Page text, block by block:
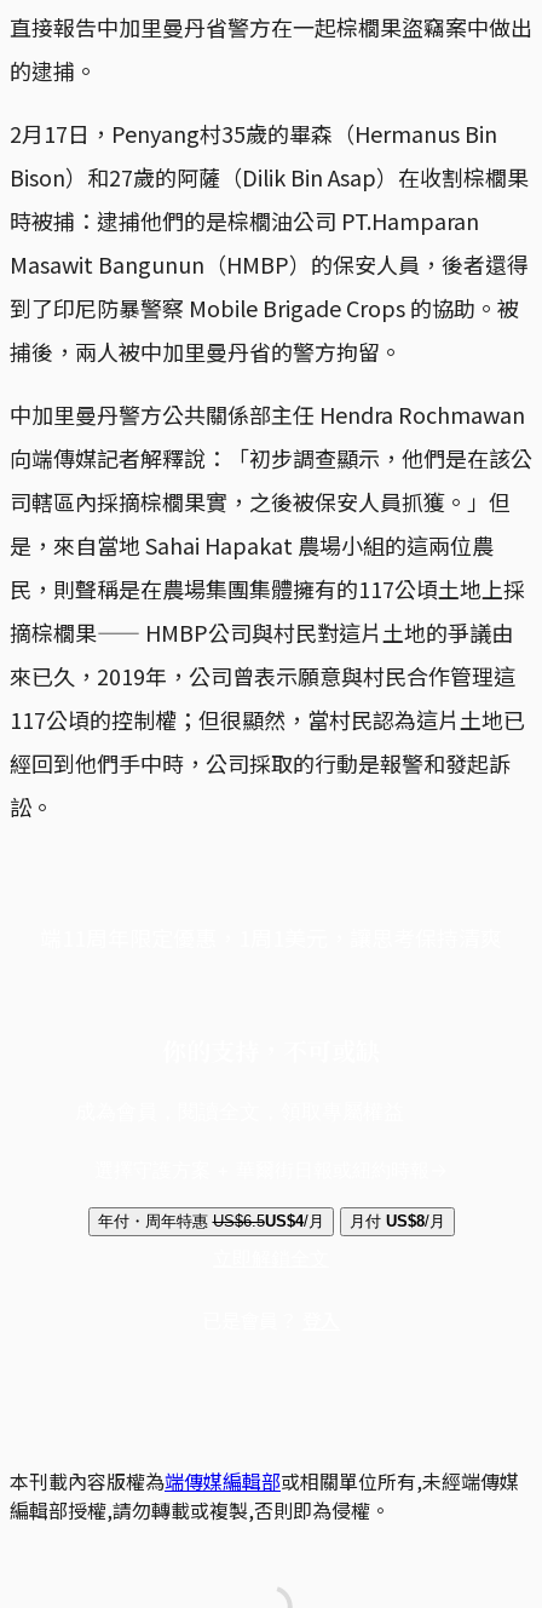
直接報告中加里曼丹省警方在一起棕櫚果盜竊案中做出
的逮捕。
2月17日，Penyang村35歲的畢森（Hermanus Bin
Bison）和27歲的阿薩（Dilik Bin Asap）在收割棕櫚果
時被捕：逮捕他們的是棕櫚油公司 PT.Hamparan
Masawit Bangunun（HMBP）的保安人員，後者還得
到了印尼防暴警察 Mobile Brigade Crops 的協助。被
捕後，兩人被中加里曼丹省的警方拘留。
中加里曼丹警方公共關係部主任 Hendra Rochmawan
向端傳媒記者解釋說：「初步調查顯示，他們是在該公
司轄區內採摘棕櫚果實，之後被保安人員抓獲。」但
是，來自當地 Sahai Hapakat 農場小組的這兩位農
民，則聲稱是在農場集團集體擁有的117公頃土地上採
摘棕櫚果—— HMBP公司與村民對這片土地的爭議由
來已久，2019年，公司曾表示願意與村民合作管理這
117公頃的控制權；但很顯然，當村民認為這片土地已
經回到他們手中時，公司採取的行動是報警和發起訴
訟。
年付・周年特惠 US$6.5US$4/月 月付 US$8/月
本刊載內容版權為端傳媒編輯部或相關單位所有,未經端傳媒
編輯部授權,請勿轉載或複製,否則即為侵權。